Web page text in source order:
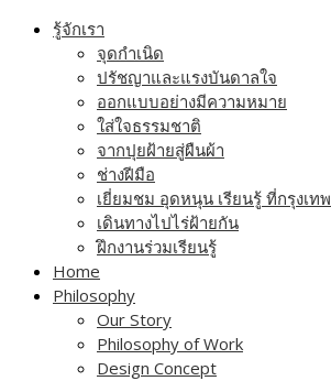
Skip
รู้จักเรา
จุดกำเนิด
ปรัชญาและแรงบันดาลใจ
ออกแบบอย่างมีความหมาย
ใส่ใจธรรมชาติ
จากปุยฝ้ายสู่ผืนผ้า
ช่างฝีมือ
เยี่ยมชม อุดหนุน เรียนรู้ ที่กรุงเทพ
เดินทางไปไร่ฝ้ายกัน
ฝึกงานร่วมเรียนรู้
Home
Philosophy
Our Story
Philosophy of Work
Design Concept